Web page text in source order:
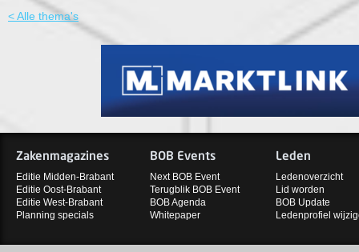
< Alle thema's
Zakenmagazines
Editie Midden-Brabant
Editie Oost-Brabant
Editie West-Brabant
Planning specials
BOB Events
Next BOB Event
Terugblik BOB Event
BOB Agenda
Whitepaper
Leden
Ledenoverzicht
Lid worden
BOB Update
Ledenprofiel